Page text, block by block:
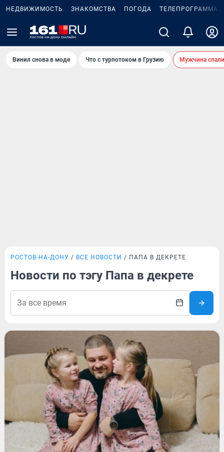
НЕДВИЖИМОСТЬ ЗНАКОМСТВА ПОГОДА ТЕЛЕПРОГРАММА
Винил снова в моде Что с турпотоком в Грузию Мужчина
РОСТОВ-НА-ДОНУ ВСЕ НОВОСТИ ПАПА В ДЕКРЕТЕ
Новости по тэгу Папа в декрете